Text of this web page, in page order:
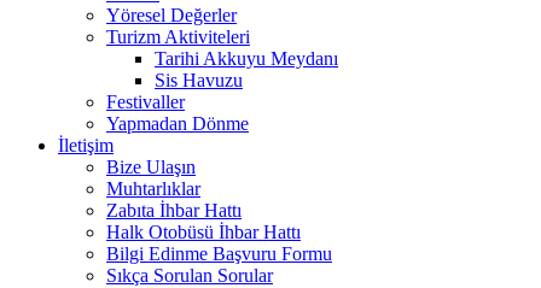
Yöresel Değerler
Turizm Aktiviteleri
Tarihi Akkuyu Meydanı
Sis Havuzu
Festivaller
Yapmadan Dönme
İletişim
Bize Ulaşın
Muhtarlıklar
Zabıta İhbar Hattı
Halk Otobüsü İhbar Hattı
Bilgi Edinme Başvuru Formu
Sıkça Sorulan Sorular